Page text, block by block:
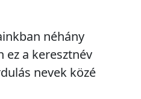
néhány
ez a keresztnév
nevek közé